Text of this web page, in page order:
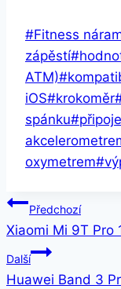
Štítky
příspěvků:
#Fitness
zápěstí#
ATM)#
iOS#krokoměr
spánku#
oxymetrem#
Navigace
pro
příspěvek
Předchozí
Xiaomi Mi 9T Pro
Další
Huawei Band 3